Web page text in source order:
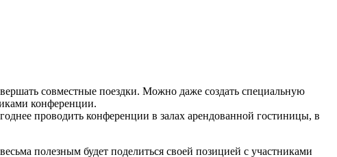
совместные поездки. Можно даже создать специальную
конференции.
проводить конференции в залах арендованной гостиницы, в
полезным будет поделиться своей позицией с участниками